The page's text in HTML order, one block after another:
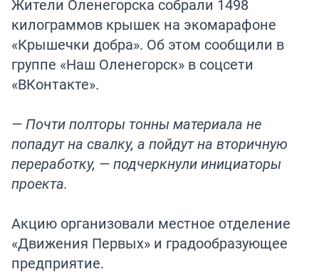
Жители Оленегорска собрали 1498
килограммов крышек на экомарафоне
«Крышечки добра». Об этом сообщили в
группе «Наш Оленегорск» в соцсети
«ВКонтакте».
— Почти полторы тонны материала не
попадут на свалку, а пойдут на вторичную
переработку, — подчеркнули инициаторы
проекта.
Акцию организовали местное отделение
«Движения Первых» и градообразующее
предприятие.